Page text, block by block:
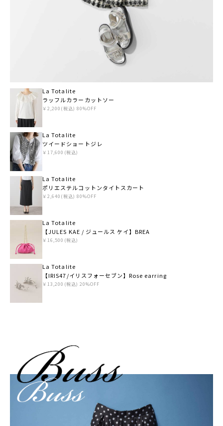
La Totalite
ラッフルカラーカットソー
￥2,200(税込) 80%OFF
La Totalite
ツイードショートジレ
￥17,600(税込)
La Totalite
ポリエステルコットンタイトスカート
￥2,640(税込) 80%OFF
La Totalite
【JULES KAE / ジュールス ケイ】BREA
￥16,500(税込)
La Totalite
【IRIS47/イリスフォーセブン】Rose earring
￥13,200(税込) 20%OFF